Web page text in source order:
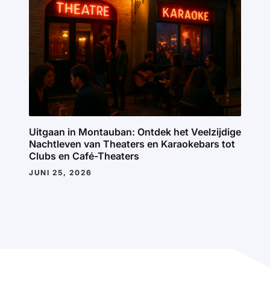
Uitgaan in Montauban: Ontdek het Veelzijdige
Nachtleven van Theaters en Karaokebars tot
Clubs en Café-Theaters
JUNI 25, 2026